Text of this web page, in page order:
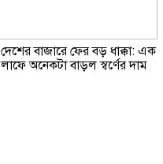
দেশের বাজারে ফের বড় ধাক্কা: এক
লাফে অনেকটা বাড়ল স্বর্ণের দাম